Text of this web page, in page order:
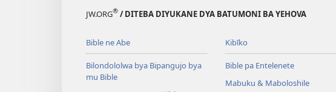
JW.ORG® / DITEBA DIYUKANE DYA BATUMONI BA YEHOVA
Bible ne Abe
Bilondololwa bya Bipangujo bya
mu Bible
Kibīko
Bible pa Entelenete
Mabuku & Maboloshile